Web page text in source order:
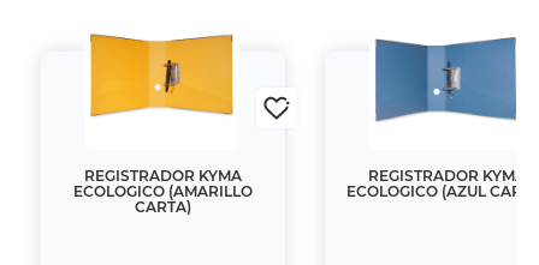
REGISTRADOR KYMA
ECOLOGICO (AMARILLO
CARTA)
REGISTRADOR KYMA
ECOLOGICO (AZUL